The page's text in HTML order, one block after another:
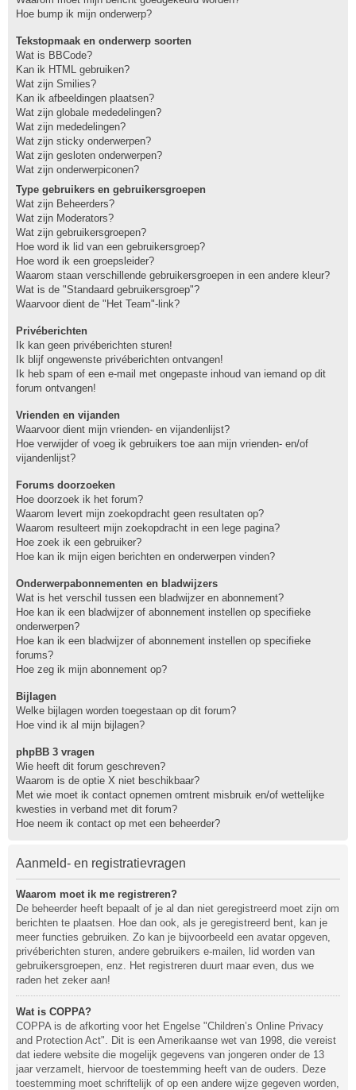
Hoe bump ik mijn onderwerp?
Tekstopmaak en onderwerp soorten
Wat is BBCode?
Kan ik HTML gebruiken?
Wat zijn Smilies?
Kan ik afbeeldingen plaatsen?
Wat zijn globale mededelingen?
Wat zijn mededelingen?
Wat zijn sticky onderwerpen?
Wat zijn gesloten onderwerpen?
Wat zijn onderwerpiconen?
Type gebruikers en gebruikersgroepen
Wat zijn Beheerders?
Wat zijn Moderators?
Wat zijn gebruikersgroepen?
Hoe word ik lid van een gebruikersgroep?
Hoe word ik een groepsleider?
Waarom staan verschillende gebruikersgroepen in een andere kleur?
Wat is de "Standaard gebruikersgroep"?
Waarvoor dient de "Het Team"-link?
Privéberichten
Ik kan geen privéberichten sturen!
Ik blijf ongewenste privéberichten ontvangen!
Ik heb spam of een e-mail met ongepaste inhoud van iemand op dit
forum ontvangen!
Vrienden en vijanden
Waarvoor dient mijn vrienden- en vijandenlijst?
Hoe verwijder of voeg ik gebruikers toe aan mijn vrienden- en/of
vijandenlijst?
Forums doorzoeken
Hoe doorzoek ik het forum?
Waarom levert mijn zoekopdracht geen resultaten op?
Waarom resulteert mijn zoekopdracht in een lege pagina?
Hoe zoek ik een gebruiker?
Hoe kan ik mijn eigen berichten en onderwerpen vinden?
Onderwerpabonnementen en bladwijzers
Wat is het verschil tussen een bladwijzer en abonnement?
Hoe kan ik een bladwijzer of abonnement instellen op specifieke
onderwerpen?
Hoe kan ik een bladwijzer of abonnement instellen op specifieke
forums?
Hoe zeg ik mijn abonnement op?
Bijlagen
Welke bijlagen worden toegestaan op dit forum?
Hoe vind ik al mijn bijlagen?
phpBB 3 vragen
Wie heeft dit forum geschreven?
Waarom is de optie X niet beschikbaar?
Met wie moet ik contact opnemen omtrent misbruik en/of wettelijke
kwesties in verband met dit forum?
Hoe neem ik contact op met een beheerder?
Aanmeld- en registratievragen
Waarom moet ik me registreren?
De beheerder heeft bepaalt of je al dan niet geregistreerd moet zijn om
berichten te plaatsen. Hoe dan ook, als je geregistreerd bent, kan je
meer functies gebruiken. Zo kan je bijvoorbeeld een avatar opgeven,
privéberichten sturen, andere gebruikers e-mailen, lid worden van
gebruikersgroepen, enz. Het registreren duurt maar even, dus we
raden het zeker aan!
Wat is COPPA?
COPPA is de afkorting voor het Engelse "Children’s Online Privacy
and Protection Act". Dit is een Amerikaanse wet van 1998, die vereist
dat iedere website die mogelijk gegevens van jongeren onder de 13
jaar verzamelt, hiervoor de toestemming heeft van de ouders. Deze
toestemming moet schriftelijk of op een andere wijze gegeven worden,